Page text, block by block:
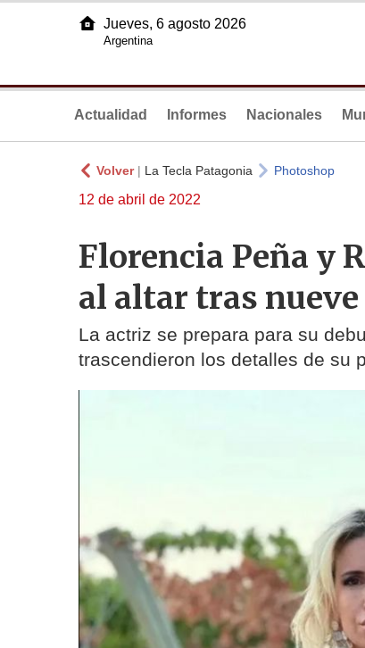
Jueves, 6 agosto 2026
Argentina
Actualidad Informes Nacionales
Volver| La Tecla Patagonia Photoshop
12 de abril de 2022
Florencia Peña y
al altar tras
La actriz se prepara para su
trascendieron los detalles de su